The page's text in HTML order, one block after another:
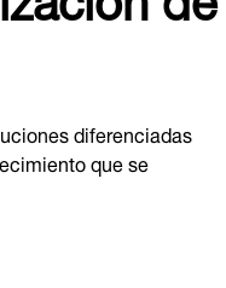
diferenciadas
que se